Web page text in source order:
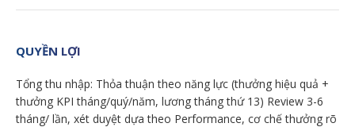
QUYỀN LỢI
Tổng thu nhập: Thỏa thuận theo năng lực (thưởng hiệu quả +
thưởng KPI tháng/quý/năm, lương tháng thứ 13) Review 3-6
tháng/ lần, xét duyệt dựa theo Performance, cơ chế thưởng rõ